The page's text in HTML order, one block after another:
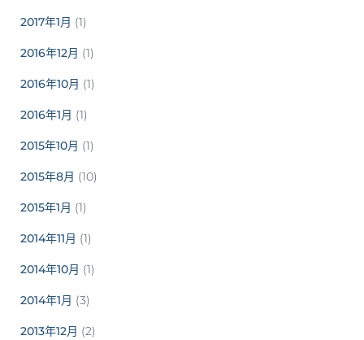
2017年1月 (1)
2016年12月 (1)
2016年10月 (1)
2016年1月 (1)
2015年10月 (1)
2015年8月 (10)
2015年1月 (1)
2014年11月 (1)
2014年10月 (1)
2014年1月 (3)
2013年12月 (2)